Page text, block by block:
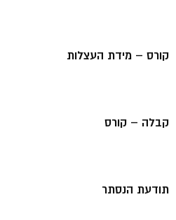
קורס – מידת העצלות
קבלה – קורס
תודעת הנסתר